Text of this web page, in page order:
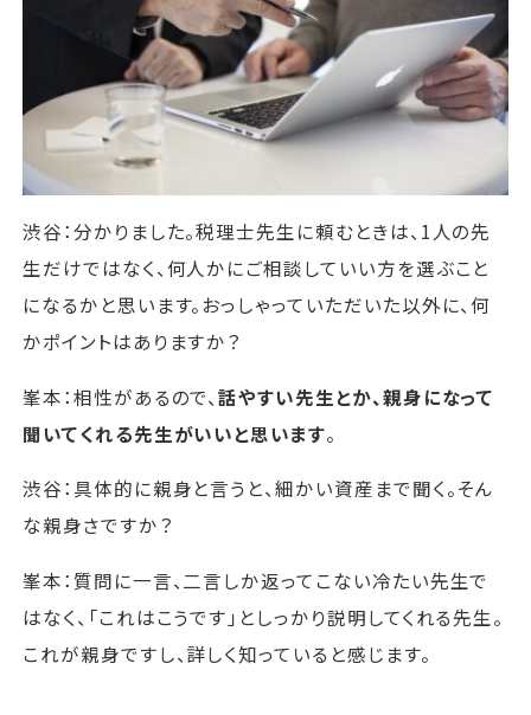
渋谷：分かりました。税理士先生に頼むときは、1人の先
生だけではなく、何人かにご相談していい方を選ぶこと
になるかと思います。おっしゃっていただいた以外に、何
かポイントはありますか？
峯本：相性があるので、話やすい先生とか、親身になって
聞いてくれる先生がいいと思います。
渋谷：具体的に親身と言うと、細かい資産まで聞く。そん
な親身さですか？
峯本：質問に一言、二言しか返ってこない冷たい先生で
はなく、「これはこうです」としっかり説明してくれる先生。
これが親身ですし、詳しく知っていると感じます。